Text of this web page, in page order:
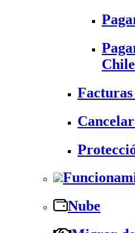
Chile
Nube